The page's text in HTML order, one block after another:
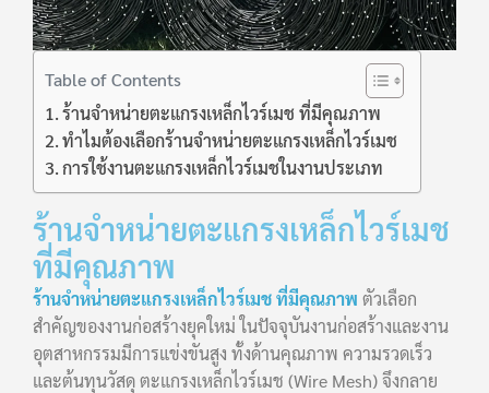
Table of Contents
ร้านจำหน่ายตะแกรงเหล็กไวร์เมช ที่มีคุณภาพ
ทำไมต้องเลือกร้านจำหน่ายตะแกรงเหล็กไวร์เมช
การใช้งานตะแกรงเหล็กไวร์เมชในงานประเภท
ร้านจำหน่ายตะแกรงเหล็กไวร์เมช
ที่มีคุณภาพ
ร้านจำหน่ายตะแกรงเหล็กไวร์เมช ที่มีคุณภาพ ตัวเลือก
สำคัญของงานก่อสร้างยุคใหม่ ในปัจจุบันงานก่อสร้างและงาน
อุตสาหกรรมมีการแข่งขันสูง ทั้งด้านคุณภาพ ความรวดเร็ว
และต้นทุนวัสดุ ตะแกรงเหล็กไวร์เมช (Wire Mesh) จึงกลาย